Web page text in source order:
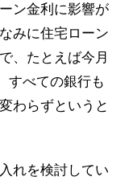
ン金利に影響が
みに住宅ローン
、たとえば今月
すべての銀行も
わらずというと
れを検討してい